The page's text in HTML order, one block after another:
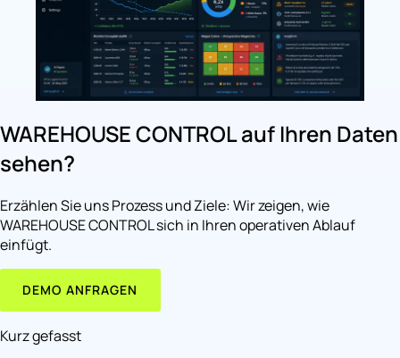
WAREHOUSE CONTROL auf Ihren Daten
sehen?
Erzählen Sie uns Prozess und Ziele: Wir zeigen, wie
WAREHOUSE CONTROL sich in Ihren operativen Ablauf
einfügt.
DEMO ANFRAGEN
Kurz gefasst